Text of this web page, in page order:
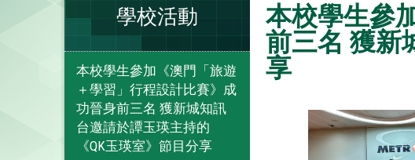
本校學生參
前三名 獲新
享
學校活動
本校學生參加《澳門「旅遊
＋學習」行程設計比賽》成
功晉身前三名 獲新城知訊
台邀請於譚玉瑛主持的
《QK玉瑛室》節目分享